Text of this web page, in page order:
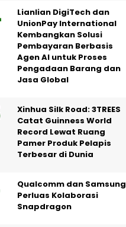
Lianlian DigiTech dan
UnionPay International
Kembangkan Solusi
Pembayaran Berbasis
Agen AI untuk Proses
Pengadaan Barang dan
Jasa Global
Xinhua Silk Road: 3TREES
Catat Guinness World
Record Lewat Ruang
Pamer Produk Pelapis
Terbesar di Dunia
Qualcomm dan Samsung
Perluas Kolaborasi
Snapdragon